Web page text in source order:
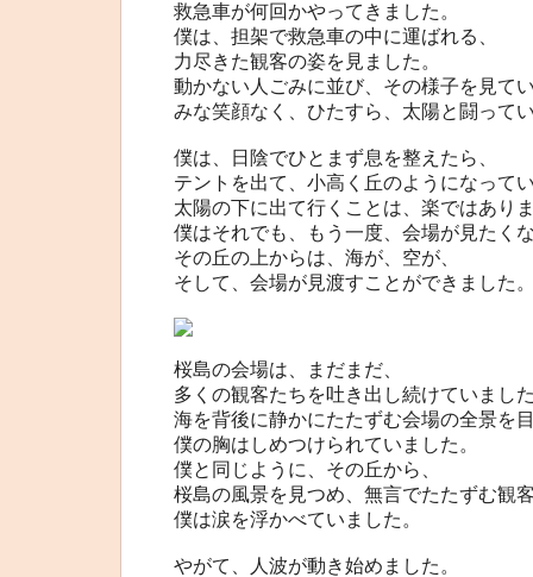
救急車が何回かやってきました。
僕は、担架で救急車の中に運ばれる、
力尽きた観客の姿を見ました。
動かない人ごみに並び、その様子を見て
みな笑顔なく、ひたすら、太陽と闘って
僕は、日陰でひとまず息を整えたら、
テントを出て、小高く丘のようになって
太陽の下に出て行くことは、楽ではあり
僕はそれでも、もう一度、会場が見たく
その丘の上からは、海が、空が、
そして、会場が見渡すことができました
桜島の会場は、まだまだ、
多くの観客たちを吐き出し続けていまし
海を背後に静かにたたずむ会場の全景を
僕の胸はしめつけられていました。
僕と同じように、その丘から、
桜島の風景を見つめ、無言でたたずむ観
僕は涙を浮かべていました。
やがて、人波が動き始めました。